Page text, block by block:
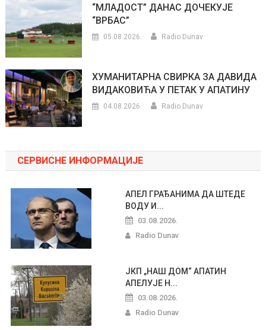
“МЛАДОСТ” ДАНАС ДОЧЕКУЈЕ
“ВРБАС”
05.08.2026. Radio Dunav
ХУМАНИТАРНА СВИРКА ЗА ДАВИДА
ВИДАКОВИЋА У ПЕТАК У АПАТИНУ
04.08.2026. Radio Dunav
СЕРВИСНЕ ИНФОРМАЦИЈЕ
АПЕЛ ГРАЂАНИМА ДА ШТЕДЕ
ВОДУ И...
03.08.2026.
Radio Dunav
ЈКП „НАШ ДОМ“ АПАТИН
АПЕЛУЈЕ Н...
03.08.2026.
Radio Dunav